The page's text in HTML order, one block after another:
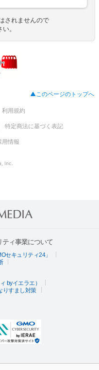
されませんので
。
▲このページのトップへ
利用規約
特定商法に基づく表記
用情報
Inc.
ィ事業について
セキュリティ24」
byイエラエ）
りすまし対策